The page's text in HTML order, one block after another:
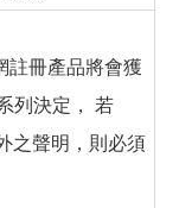
註冊產品將會獲
列決定， 若
之聲明，則必須